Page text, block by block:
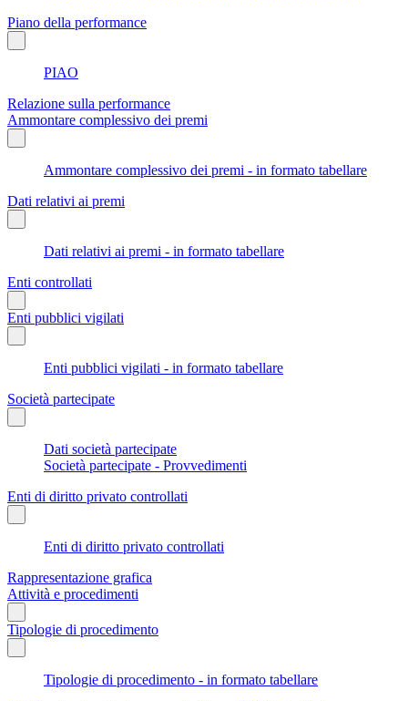
Piano della performance
PIAO
Relazione sulla performance
Ammontare complessivo dei premi
Ammontare complessivo dei premi - in formato tabellare
Dati relativi ai premi
Dati relativi ai premi - in formato tabellare
Enti controllati
Enti pubblici vigilati
Enti pubblici vigilati - in formato tabellare
Società partecipate
Dati società partecipate
Società partecipate - Provvedimenti
Enti di diritto privato controllati
Enti di diritto privato controllati
Rappresentazione grafica
Attività e procedimenti
Tipologie di procedimento
Tipologie di procedimento - in formato tabellare